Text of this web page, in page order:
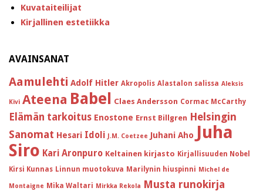
Kuvataiteilijat
Kirjallinen estetiikka
AVAINSANAT
Aamulehti Adolf Hitler Akropolis Alastalon salissa Aleksis
Kivi Ateena Babel Claes Andersson Cormac McCarthy
Elämän tarkoitus Enostone Ernst Billgren Helsingin
Sanomat Hesari Idoli J.M. Coetzee Juhani Aho Juha
Siro Kari Aronpuro Keltainen kirjasto Kirjallisuuden Nobel
Kirsi Kunnas Linnun muotokuva Marilynin hiuspinni Michel de
Montaigne Mika Waltari Mirkka Rekola Musta runokirja